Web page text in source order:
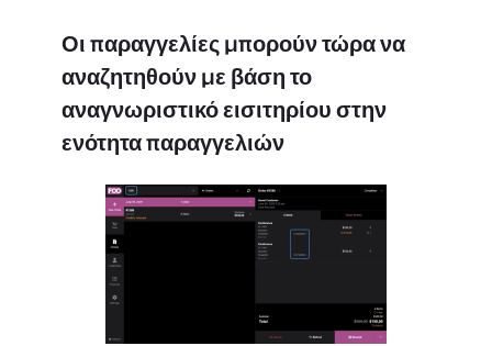
Οι παραγγελίες μπορούν τώρα να
αναζητηθούν με βάση το
αναγνωριστικό εισιτηρίου στην
ενότητα παραγγελιών